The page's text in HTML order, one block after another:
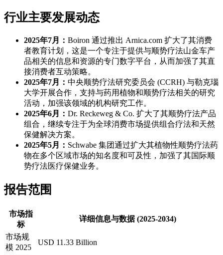
行业主要发展动态
2025年7月： Boiron 通过推出 Arnica.com 扩大了其消费
者教育计划，这是一个专注于提供与顺势疗法山金车产
品相关的信息和资源的专门数字平台，从而加强了其直
接消费者互动策略。
2025年7月： 中央顺势疗法研究委员会 (CCRH) 与勒克瑙
大学开展合作，支持与药用植物和顺势疗法相关的研究
活动，加强该领域的机构研究工作。
2025年6月： Dr. Reckeweg & Co. 扩大了其顺势疗法产品
组合，继续专注于为全球消费市场提供组合疗法和天然
保健解决方案。
2025年5月： Schwabe 集团通过扩大其植物性顺势疗法药
物在多个区域市场的知名度和可及性，加强了其国际顺
势疗法医疗保健业务。
报告范围
市场指
标
详细信息与数据 (2025-2034)
市场规
模 2025
USD 11.33 Billion